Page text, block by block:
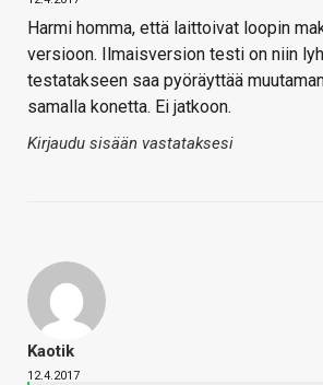
Harmi homma, että laittoivat loopin
versioon. Ilmaisversion testi on niin
testatakseen saa pyöräyttää
samalla konetta. Ei jatkoon.
Kirjaudu sisään vastataksesi
Kaotik
12.4.2017